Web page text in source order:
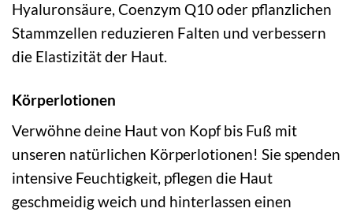
Hyaluronsäure, Coenzym Q10 oder pflanzlichen
Stammzellen reduzieren Falten und verbessern
die Elastizität der Haut.
Körperlotionen
Verwöhne deine Haut von Kopf bis Fuß mit
unseren natürlichen Körperlotionen! Sie spenden
intensive Feuchtigkeit, pflegen die Haut
geschmeidig weich und hinterlassen einen